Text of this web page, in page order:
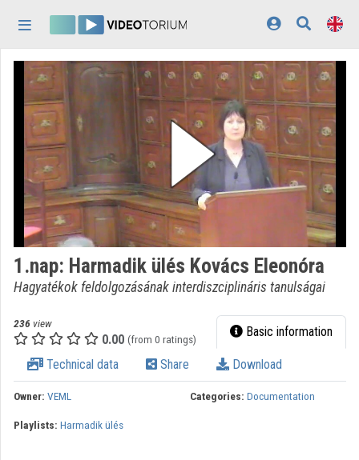
Home
Log In
Discovery
Categories
Playlists
Organizations
Contributors
1.nap: Harmadik ülés Kovács Eleonóra
Hagyatékok feldolgozásának interdiszciplináris tanulságai
236 view
0.00 (from 0 ratings) Basic information
Technical data Share Download
Owner: VEML Categories: Documentation
Playlists: Harmadik ülés